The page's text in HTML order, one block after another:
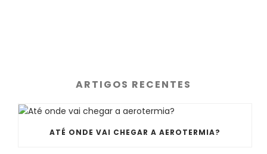
ARTIGOS RECENTES
ATÉ ONDE VAI CHEGAR A AEROTERMIA?